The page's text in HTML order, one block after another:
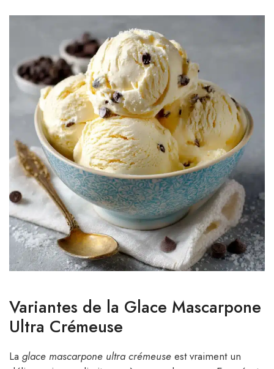
Variantes de la Glace Mascarpone
Ultra Crémeuse
La glace mascarpone ultra crémeuse est vraiment un